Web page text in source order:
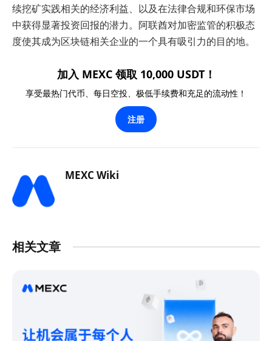
续挖矿实践相关的经济利益、以及在法律合规和环保市场
中获得显著投资回报的潜力。阿联酋对加密监管的积极态
度使其成为区块链相关企业的一个具有吸引力的目的地。
加入 MEXC 领取 10,000 USDT！
享受最热门代币、每日空投、极低手续费和充足的流动性！
注册
MEXC Wiki
相关文章